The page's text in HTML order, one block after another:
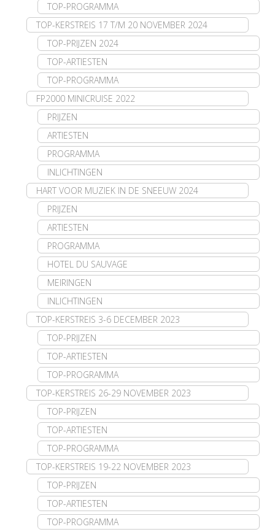
TOP-PROGRAMMA
TOP-KERSTREIS 17 T/M 20 NOVEMBER 2024
TOP-PRIJZEN 2024
TOP-ARTIESTEN
TOP-PROGRAMMA
FP2000 MINICRUISE 2022
PRIJZEN
ARTIESTEN
PROGRAMMA
INLICHTINGEN
HART VOOR MUZIEK IN DE SNEEUW 2024
PRIJZEN
ARTIESTEN
PROGRAMMA
HOTEL DU SAUVAGE
MEIRINGEN
INLICHTINGEN
TOP-KERSTREIS 3-6 DECEMBER 2023
TOP-PRIJZEN
TOP-ARTIESTEN
TOP-PROGRAMMA
TOP-KERSTREIS 26-29 NOVEMBER 2023
TOP-PRIJZEN
TOP-ARTIESTEN
TOP-PROGRAMMA
TOP-KERSTREIS 19-22 NOVEMBER 2023
TOP-PRIJZEN
TOP-ARTIESTEN
TOP-PROGRAMMA